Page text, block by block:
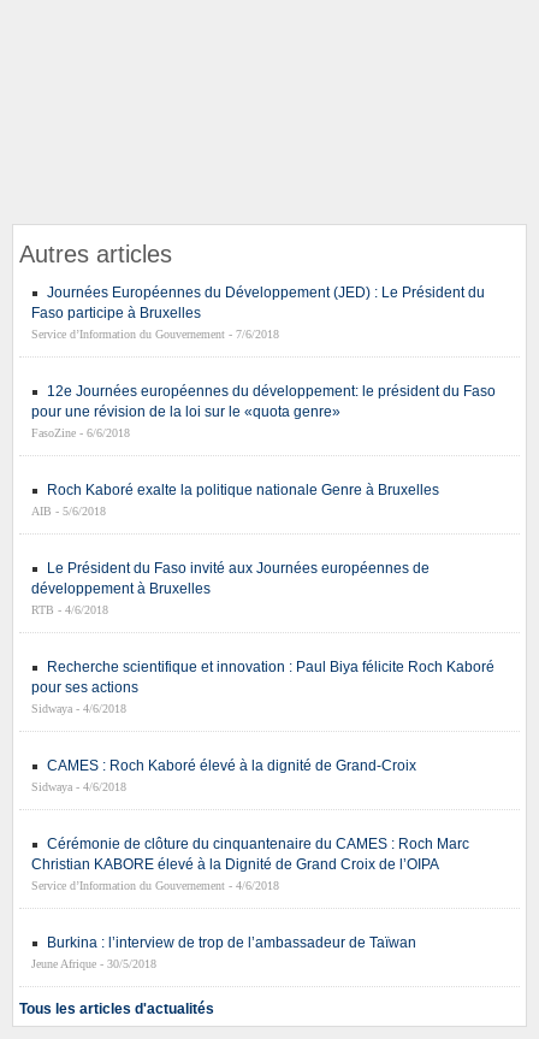
Autres articles
Journées Européennes du Développement (JED) : Le Président du
Faso participe à Bruxelles
Service d’Information du Gouvernement - 7/6/2018
12e Journées européennes du développement: le président du Faso
pour une révision de la loi sur le «quota genre»
FasoZine - 6/6/2018
Roch Kaboré exalte la politique nationale Genre à Bruxelles
AIB - 5/6/2018
Le Président du Faso invité aux Journées européennes de
développement à Bruxelles
RTB - 4/6/2018
Recherche scientifique et innovation : Paul Biya félicite Roch Kaboré
pour ses actions
Sidwaya - 4/6/2018
CAMES : Roch Kaboré élevé à la dignité de Grand-Croix
Sidwaya - 4/6/2018
Cérémonie de clôture du cinquantenaire du CAMES : Roch Marc
Christian KABORE élevé à la Dignité de Grand Croix de l’OIPA
Service d’Information du Gouvernement - 4/6/2018
Burkina : l’interview de trop de l’ambassadeur de Taïwan
Jeune Afrique - 30/5/2018
Tous les articles d'actualités